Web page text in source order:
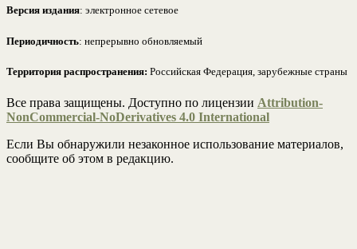
Версия издания: электронное сетевое
Периодичность: непрерывно обновляемый
Территория распространения: Российская Федерация, зарубежные страны
Все права защищены. Доступно по лицензии Attribution-
NonCommercial-NoDerivatives 4.0 International
Если Вы обнаружили незаконное использование материалов,
сообщите об этом в редакцию.